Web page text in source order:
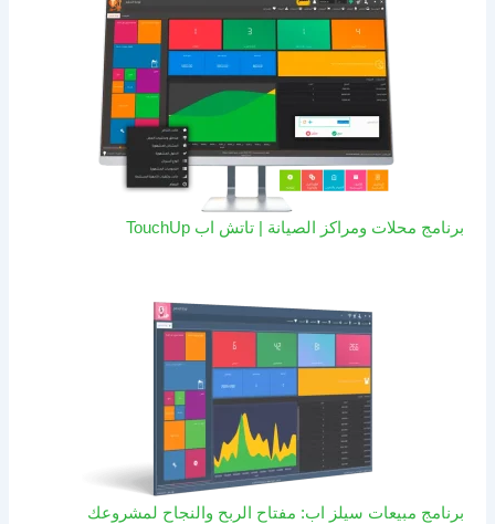
برنامج محلات ومراكز الصيانة | تاتش اب TouchUp
برنامج مبيعات سيلز اب: مفتاح الربح والنجاح لمشروعك